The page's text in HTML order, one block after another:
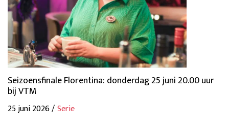
Seizoensfinale Florentina: donderdag 25 juni 20.00 uur
bij VTM
25 juni 2026 /Serie